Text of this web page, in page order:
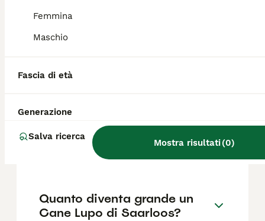
Femmina
Maschio
Fascia di età
Generazione
Salva ricerca
Mostra risultati(0)
bassa. Anche la forma che assume la coda
razze.
Quanto costa un cane
Qual è il carattere del Cane
Lupo di Saarloos?
Quanto diventa grande un
Cane Lupo di Saarloos?